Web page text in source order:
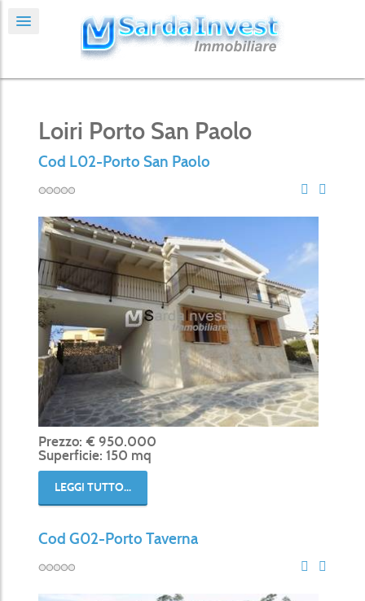
Loiri Porto San Paolo
Cod L02-Porto San Paolo
Prezzo: € 950.000
Superficie: 150 mq
LEGGI TUTTO...
Cod G02-Porto Taverna